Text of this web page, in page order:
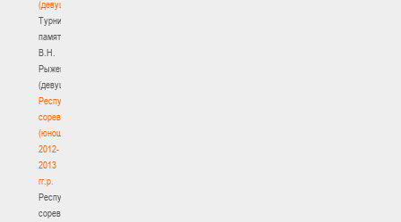
(девушки)
Турнир
памяти
В.Н.
Рыженкова
(девушки)
Республиканские
соревнования
(юноши)
2012-
2013
гг.р.
Республиканские
соревнования